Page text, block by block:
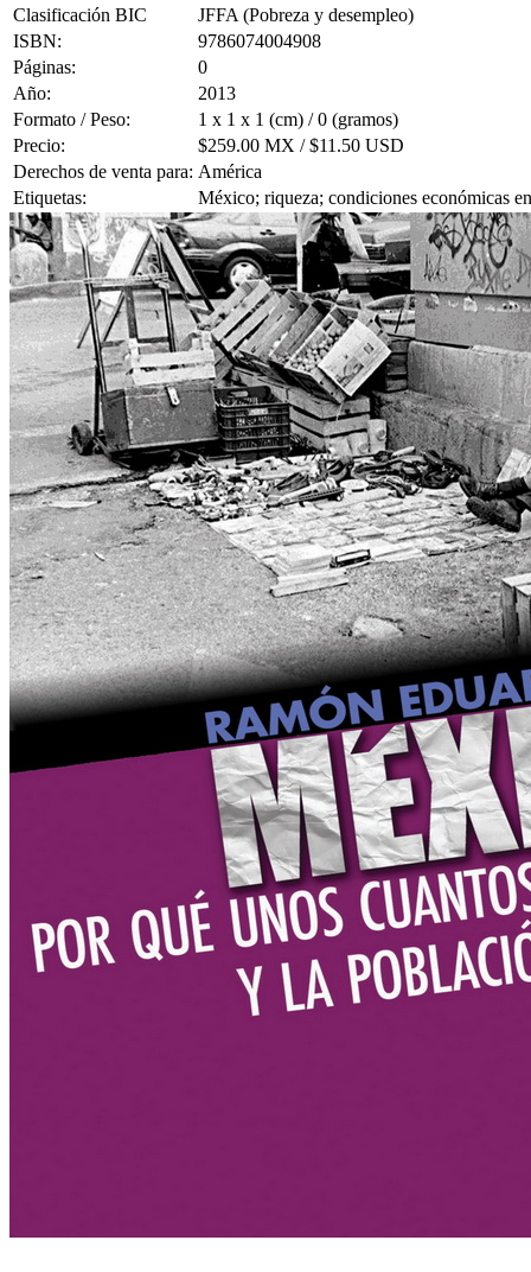
Clasificación BIC
JFFA (Pobreza y desempleo)
ISBN:
9786074004908
Páginas:
0
Año:
2013
Formato / Peso:
1 x 1 x 1 (cm) / 0 (gramos)
Precio:
$259.00 MX / $11.50 USD
Derechos de venta para: América
Etiquetas:
México; riqueza; condiciones económicas